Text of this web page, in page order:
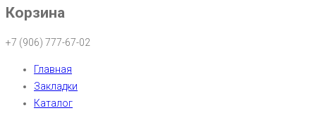
Корзина
+7 (906) 777-67-02
Главная
Закладки
Каталог